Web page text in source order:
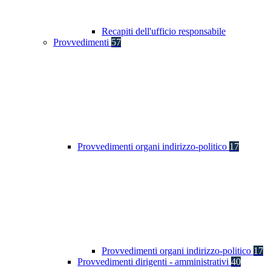
Recapiti dell'ufficio responsabile
Provvedimenti 57
Provvedimenti organi indirizzo-politico 17
Provvedimenti organi indirizzo-politico 17
Provvedimenti dirigenti - amministrativi 40